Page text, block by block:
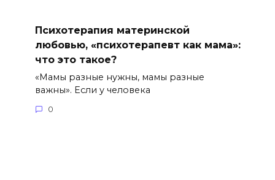
Психотерапия материнской
любовью, «психотерапевт как мама»:
что это такое?
«Мамы разные нужны, мамы разные
важны». Если у человека
0